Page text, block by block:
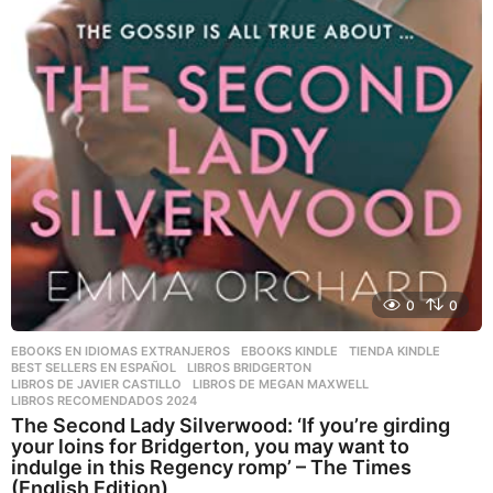
0 0
EBOOKS EN IDIOMAS EXTRANJEROS ,EBOOKS KINDLE ,TIENDA KINDLE
BEST SELLERS EN ESPAÑOL
,LIBROS BRIDGERTON
LIBROS DE JAVIER CASTILLO
,LIBROS DE MEGAN MAXWELL
LIBROS RECOMENDADOS 2024
The Second Lady Silverwood: ‘If you’re girding
your loins for Bridgerton, you may want to
indulge in this Regency romp’ – The Times
(English Edition)